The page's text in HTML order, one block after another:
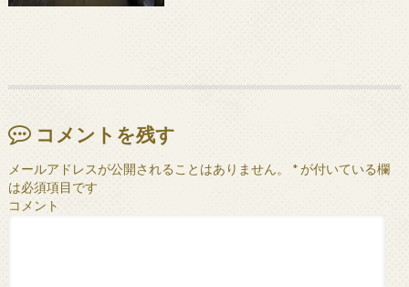
コメントを残す
メールアドレスが公開されることはありません。 *が付いている欄
は必須項目です
コメント